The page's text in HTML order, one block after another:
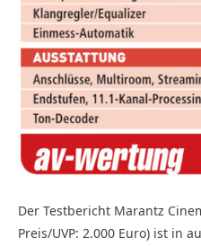
Der Testbericht Marantz
Preis/UVP: 2.000 Euro) ist in